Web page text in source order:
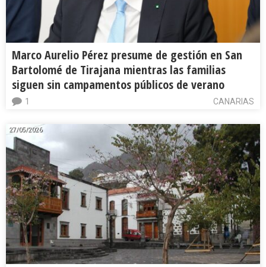
Marco Aurelio Pérez presume de gestión en San
Bartolomé de Tirajana mientras las familias
siguen sin campamentos públicos de verano
CANARIAS
1
27/05/2026